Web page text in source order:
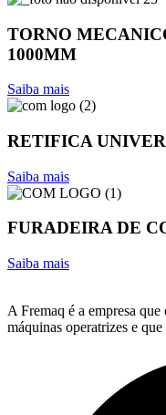
TORNO
1000MM
Saiba mais
RETIFICA
Saiba mais
FURADEIRA DE
Saiba mais
A Fremaq é a empresa
máquinas operatrizes e